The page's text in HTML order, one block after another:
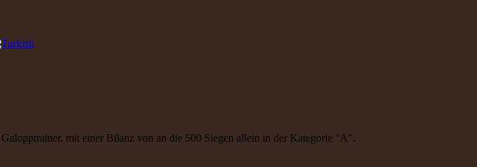
mit einer Bilanz von an die 500 Siegen allein in der Kategorie "A".